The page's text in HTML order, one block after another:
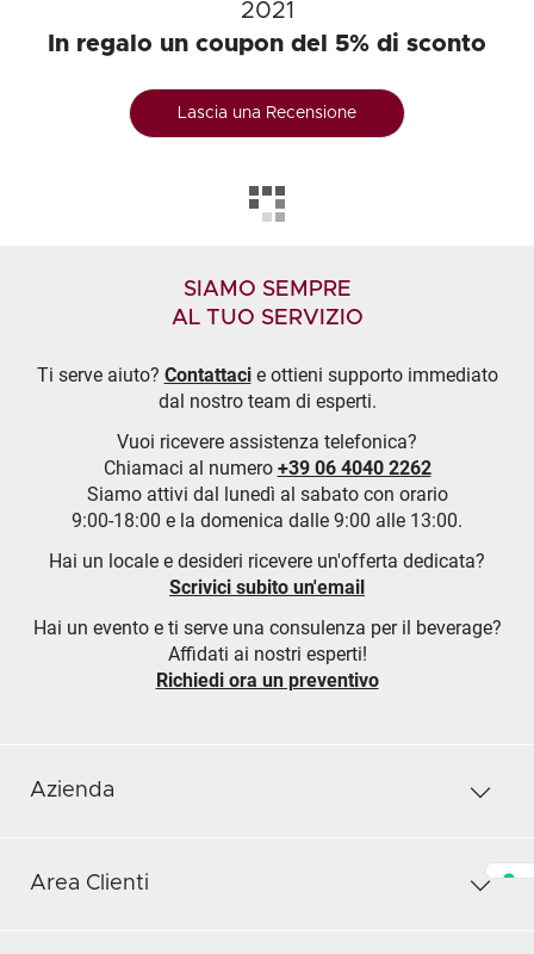
2021
In regalo un coupon del 5% di sconto
Lascia una Recensione
SIAMO SEMPRE
AL TUO SERVIZIO
Ti serve aiuto? Contattacie ottieni supporto immediato
dal nostro team di esperti.
Vuoi ricevere assistenza telefonica?
Chiamaci al numero +39 06 4040 2262
Siamo attivi dal lunedì al sabato con orario
9:00-18:00 e la domenica dalle 9:00 alle 13:00.
Hai un locale e desideri ricevere un'offerta dedicata?
Scrivici subito un'email
Hai un evento e ti serve una consulenza per il beverage?
Affidati ai nostri esperti!
Richiedi ora un preventivo
Azienda
Area Clienti